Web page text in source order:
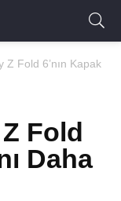
Z Fold 6’nın Kapak
Fold
Daha